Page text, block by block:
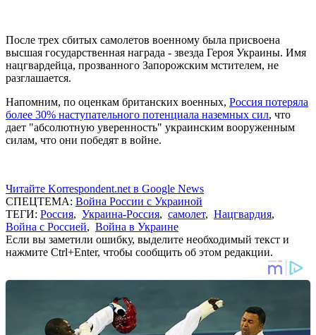
После трех сбитых самолетов военному была присвоена
высшая государственная награда - звезда Героя Украины. Имя
нацгвардейца, прозванного Запорожским мстителем, не
разглашается.
Напомним, по оценкам британских военных, Россия потеряла
более 30% наступательного потенциала наземных сил, что
дает "абсолютную уверенность" украинским вооруженным
силам, что они победят в войне.
Читайте Korrespondent.net в Google News
СПЕЦТЕМА: Война России с Украиной
ТЕГИ: Россия, Украина-Россия, самолет, Нацгвардия,
Война с Россией, Война в Украине
Если вы заметили ошибку, выделите необходимый текст и
нажмите Ctrl+Enter, чтобы сообщить об этом редакции.